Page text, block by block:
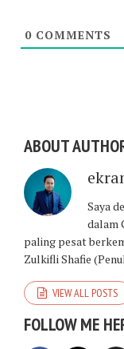
0 COMMENTS
ABOUT
Saya
dalam
paling pesat
Zulkifli Shafie
VIEW ALL POSTS
FOLLOW ME